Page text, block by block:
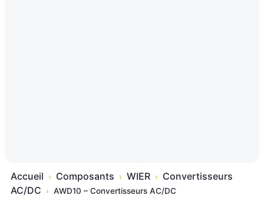
Accueil › Composants › WIER ›
Convertisseurs
AC/DC
› AWD10 – Convertisseurs AC/DC